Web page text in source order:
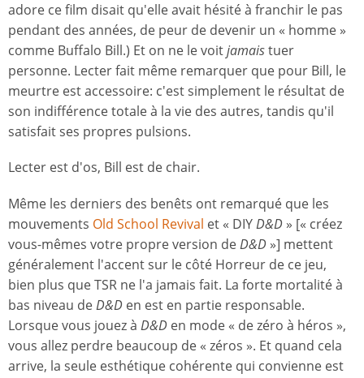
adore ce film disait qu'elle avait hésité à franchir le pas
pendant des années, de peur de devenir un « homme »
comme Buffalo Bill.) Et on ne le voitjamaistuer
personne. Lecter fait même remarquer que pour Bill, le
meurtre est accessoire: c'est simplement le résultat de
son indifférence totale à la vie des autres, tandis qu'il
satisfait ses propres pulsions.
Lecter est d'os, Bill est de chair.
Même les derniers des benêts ont remarqué que les
mouvements Old School Revival et « DIYD&D » [« créez
vous-mêmes votre propre version deD&D »] mettent
généralement l'accent sur le côté Horreur de ce jeu,
bien plus que TSR ne l'a jamais fait. La forte mortalité à
bas niveau deD&D en est en partie responsable.
Lorsque vous jouez à D&D en mode « de zéro à héros »,
vous allez perdre beaucoup de « zéros ». Et quand cela
arrive, la seule esthétique cohérente qui convienne est